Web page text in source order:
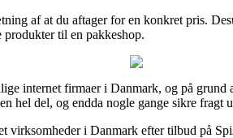
af at du aftager for en konkret pris.
til en pakkeshop.
internet firmaer i Danmark, og på
hel del, og endda nogle gange sikre fragt
i Danmark efter tilbud på